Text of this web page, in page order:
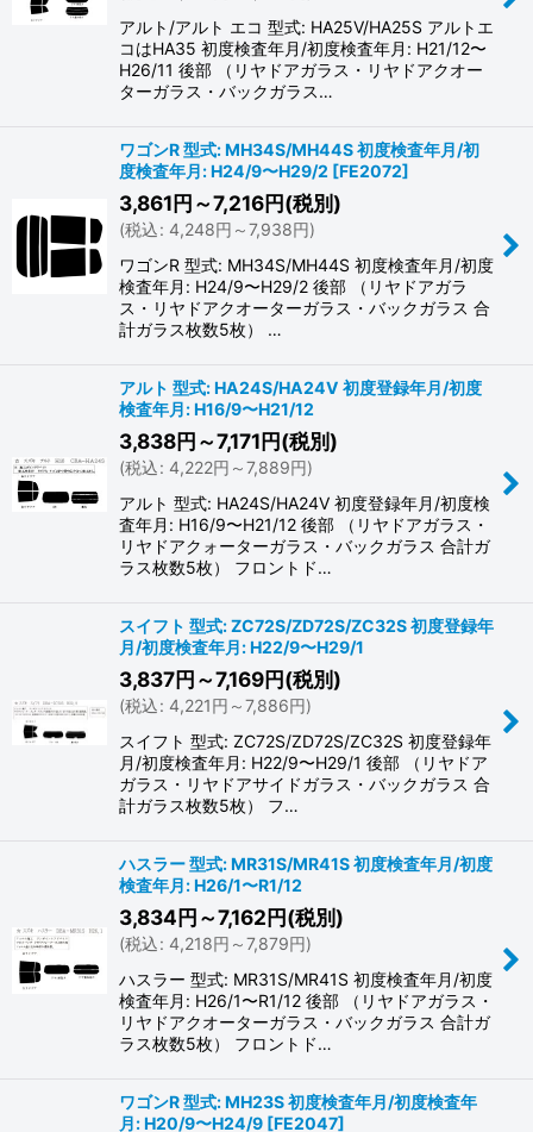
アルト/アルト エコ 型式: HA25V/HA25S アルトエ
コはHA35 初度検査年月/初度検査年月: H21/12〜
H26/11 後部 （リヤドアガラス・リヤドアクオー
ターガラス・バックガラス…
ワゴンR 型式: MH34S/MH44S 初度検査年月/初
度検査年月: H24/9〜H29/2 [FE2072]
3,861円～7,216円(税別)
(税込: 4,248円 ～7,938円)
ワゴンR 型式: MH34S/MH44S 初度検査年月/初度
検査年月: H24/9〜H29/2 後部 （リヤドアガラ
ス・リヤドアクオーターガラス・バックガラス 合
計ガラス枚数5枚） …
アルト 型式: HA24S/HA24V 初度登録年月/初度
検査年月: H16/9〜H21/12
3,838円～7,171円(税別)
(税込: 4,222円 ～7,889円)
アルト 型式: HA24S/HA24V 初度登録年月/初度検
査年月: H16/9〜H21/12 後部 （リヤドアガラス・
リヤドアクォーターガラス・バックガラス 合計ガ
ラス枚数5枚） フロントド…
スイフト 型式: ZC72S/ZD72S/ZC32S 初度登録年
月/初度検査年月: H22/9〜H29/1
3,837円～7,169円(税別)
(税込: 4,221円 ～7,886円)
スイフト 型式: ZC72S/ZD72S/ZC32S 初度登録年
月/初度検査年月: H22/9〜H29/1 後部 （リヤドア
ガラス・リヤドアサイドガラス・バックガラス 合
計ガラス枚数5枚） フ…
ハスラー 型式: MR31S/MR41S 初度検査年月/初度
検査年月: H26/1〜R1/12
3,834円～7,162円(税別)
(税込: 4,218円 ～7,879円)
ハスラー 型式: MR31S/MR41S 初度検査年月/初度
検査年月: H26/1〜R1/12 後部 （リヤドアガラス・
リヤドアクオーターガラス・バックガラス 合計ガ
ラス枚数5枚） フロントド…
ワゴンR 型式: MH23S 初度検査年月/初度検査年
月: H20/9〜H24/9 [FE2047]